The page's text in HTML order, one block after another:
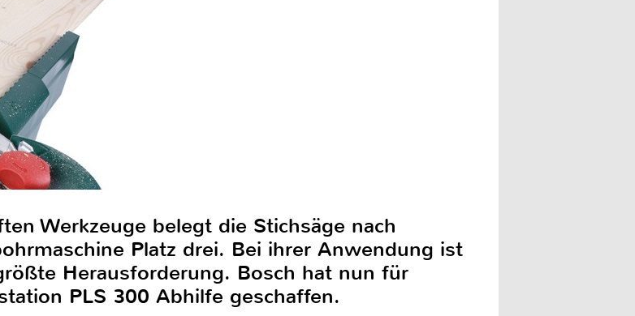
Werkzeuge belegt die Stichsäge nach
Platz drei. Bei ihrer Anwendung ist
Herausforderung. Bosch hat nun für
PLS 300 Abhilfe geschaffen.